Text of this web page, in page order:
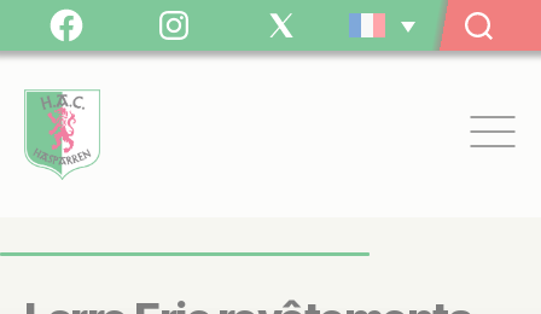
Facebook Instagram Twitter
Panneau de gestion des cookies